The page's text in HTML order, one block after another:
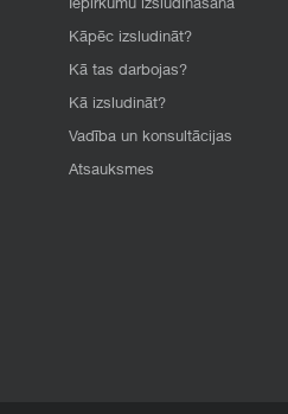
Iepirkumu izsludināšana
Kāpēc izsludināt?
Kā tas darbojas?
Kā izsludināt?
Vadība un konsultācijas
Atsauksmes